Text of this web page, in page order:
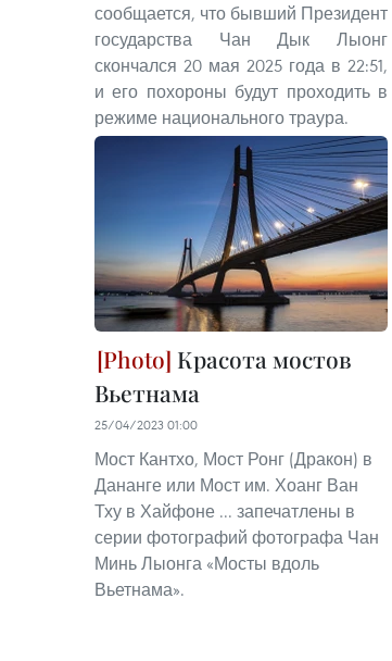
сообщается, что бывший Президент
государства Чан Дык Лыонг
скончался 20 мая 2025 года в 22:51,
и его похороны будут проходить в
режиме национального траура.
Красота мостов
Вьетнама
25/04/2023 01:00
Мост Кантхо, Мост Ронг (Дракон) в
Дананге или Мост им. Хоанг Ван
Тху в Хайфоне ... запечатлены в
серии фотографий фотографа Чан
Минь Лыонга «Мосты вдоль
Вьетнама».